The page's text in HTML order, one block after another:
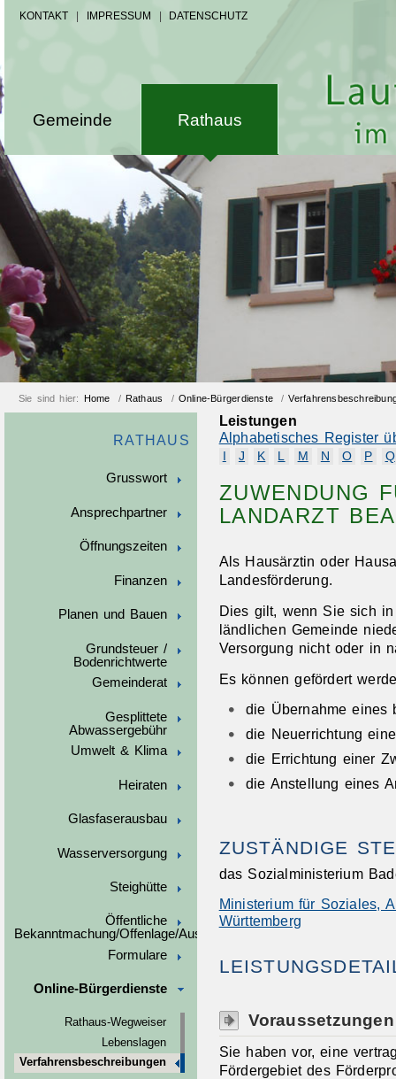
KONTAKT IMPRESSUM DATENSCHUTZ
Gemeinde Rathaus
Sie sind hier: Home / Rathaus / Online-Bürgerdienste /
RATHAUS
Grusswort
Ansprechpartner
Öffnungszeiten
Finanzen
Planen und Bauen
Grundsteuer /
Bodenrichtwerte
Gemeinderat
Gesplittete
Abwassergebühr
Umwelt & Klima
Heiraten
Glasfaserausbau
Wasserversorgung
Steighütte
Öffentliche
Bekanntmachung/Offenlage/Ausschreibungen
Formulare
Online-Bürgerdienste
Rathaus-Wegweiser
Lebenslagen
Verfahrensbeschreibungen
Leistungen
Alphabetisches Register
J K L M N O P Q
ZUWENDUNG
LANDARZT
Als Hausärztin oder
Landesförderung.
Dies gilt, wenn Sie sich
ländlichen Gemeinde
Versorgung nicht oder in
Es können gefördert
die Übernahme eines
die Neuerrichtung
die Errichtung einer
die Anstellung eines
ZUSTÄNDIGE
das Sozialministerium
Ministerium für Soziales,
Württemberg
Voraussetzungen
Sie haben vor, eine
Fördergebiet des